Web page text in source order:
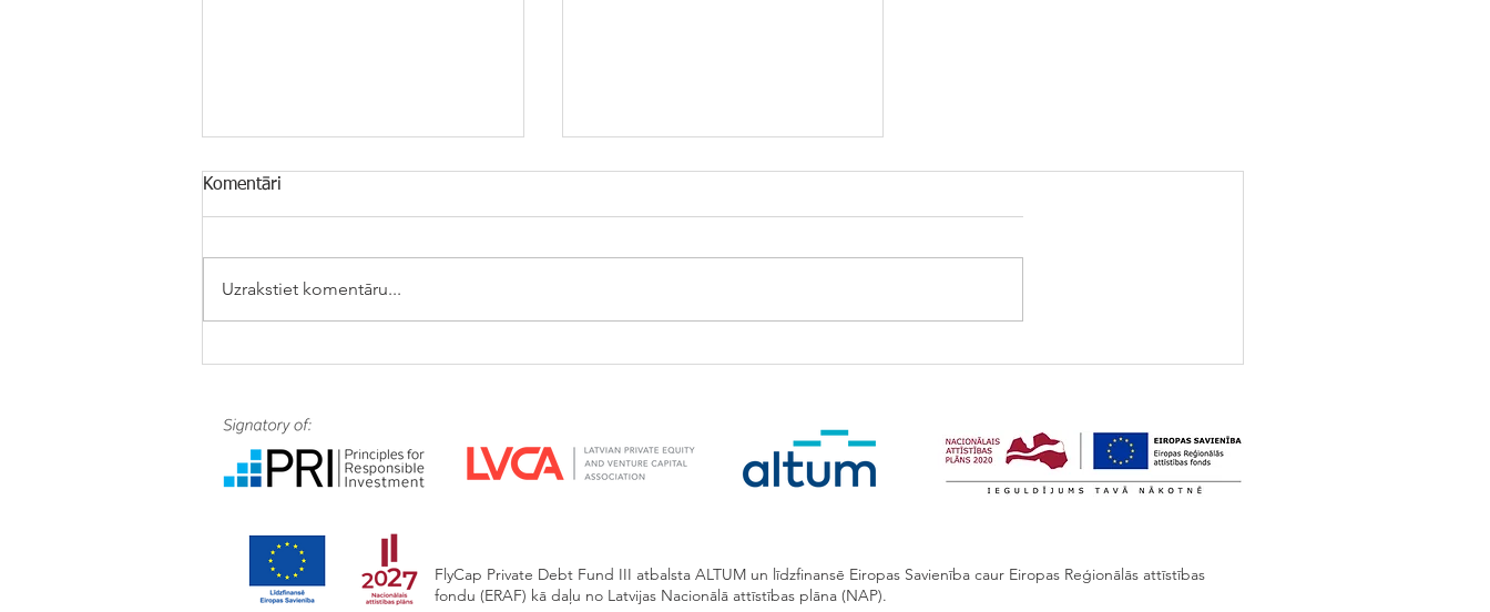
Komentāri
Uzrakstiet komentāru...
FlyCap Private Debt Fund III atbalsta ALTUM un līdzfinansē Eiropas Savienība caur Eiropas Reģionālās attīstības
fondu (ERAF) kā daļu no Latvijas Nacionālā attīstības plāna (NAP).